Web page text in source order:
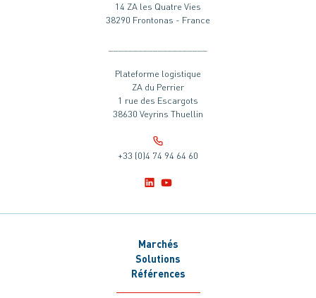
14 ZA les Quatre Vies
38290 Frontonas - France
Plateforme logistique
ZA du Perrier
1 rue des Escargots
38630 Veyrins Thuellin
+33 (0)4 74 94 64 60
Marchés
Solutions
Références